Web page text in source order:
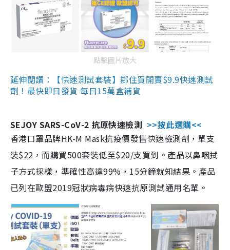
點擊圖片放大
延伸閱讀：【快速測試套裝】鄰住買開賣$9.9快速測試
劑！最快即日發貨 每日15萬盒補貨
SEJOY SARS-CoV-2 抗原快速檢測 >>按此選購<<
香港口罩品牌HK-M Mask抗疫價發售快速檢測劑，單支
裝$22，而購買500套裝低至$20/支買到。產品以鼻咽拭
子方式採樣，準確性高達99%，15分鐘就知結果。產品
已列在歐盟2019冠狀病毒病快速抗原測試通用名單。